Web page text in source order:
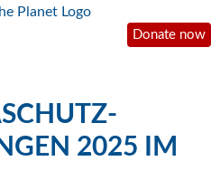
Donate now
2025 IM